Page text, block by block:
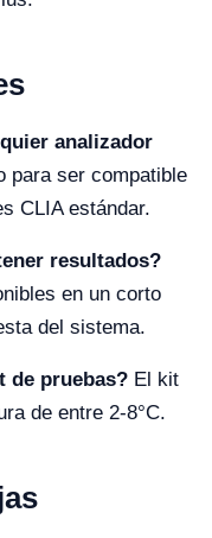
analizador
para ser compatible
CLIA estándar.
resultados?
en un corto
del sistema.
de pruebas? El kit
de entre 2-8°C.